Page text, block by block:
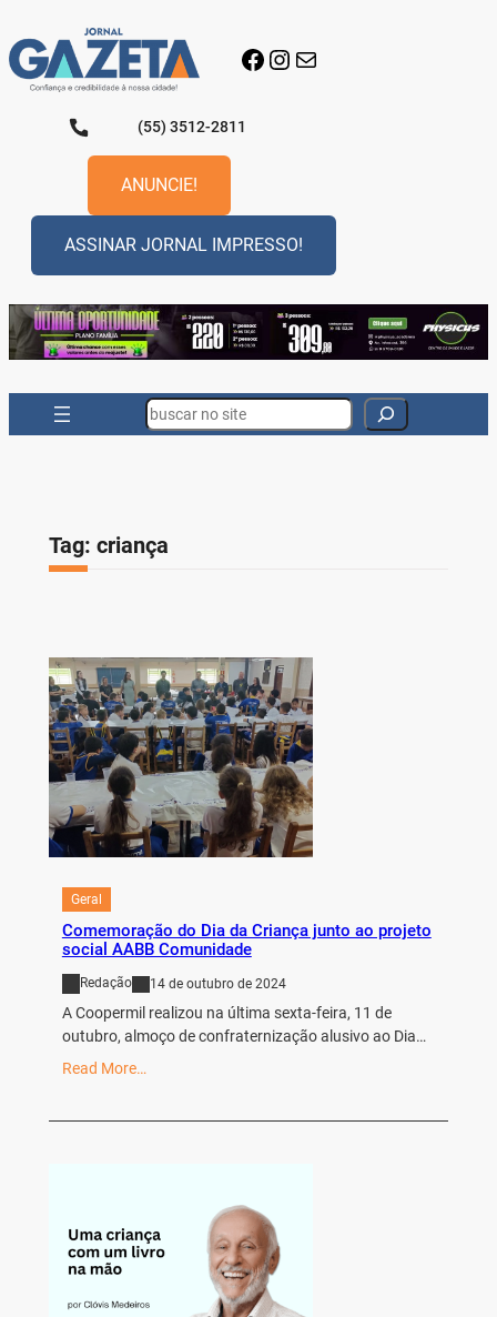
para
o
conteúdo
Facebook
Instagram
E-mail
(55) 3512-2811
ANUNCIE!
ASSINAR JORNAL IMPRESSO!
Search
Tag: criança
Geral
Comemoração do Dia da Criança junto ao projeto
social AABB Comunidade
Redação 14 de outubro de 2024
A Coopermil realizou na última sexta-feira, 11 de
outubro, almoço de confraternização alusivo ao Dia…
Read More…